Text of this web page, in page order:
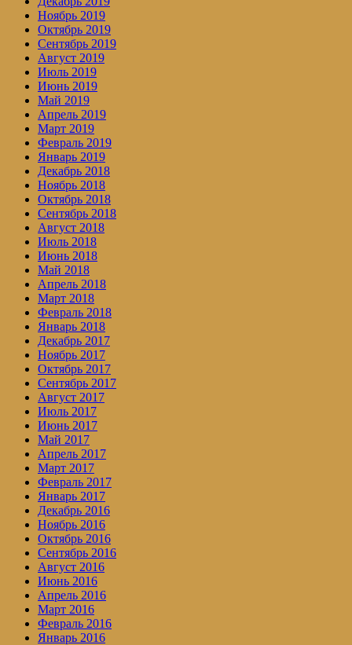
Ноябрь 2019
Октябрь 2019
Сентябрь 2019
Август 2019
Июль 2019
Июнь 2019
Май 2019
Апрель 2019
Март 2019
Февраль 2019
Январь 2019
Декабрь 2018
Ноябрь 2018
Октябрь 2018
Сентябрь 2018
Август 2018
Июль 2018
Июнь 2018
Май 2018
Апрель 2018
Март 2018
Февраль 2018
Январь 2018
Декабрь 2017
Ноябрь 2017
Октябрь 2017
Сентябрь 2017
Август 2017
Июль 2017
Июнь 2017
Май 2017
Апрель 2017
Март 2017
Февраль 2017
Январь 2017
Декабрь 2016
Ноябрь 2016
Октябрь 2016
Сентябрь 2016
Август 2016
Июнь 2016
Апрель 2016
Март 2016
Февраль 2016
Январь 2016